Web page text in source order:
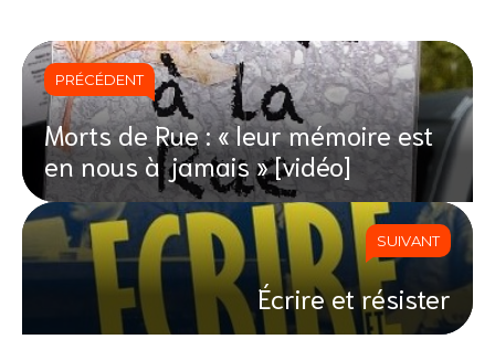
PRÉCÉDENT
Morts de Rue : « leur mémoire est
en nous à jamais » [vidéo]
SUIVANT
Écrire et résister